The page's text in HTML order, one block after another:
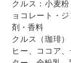
クルス：小麦
ョコレート・
剤・香料
クルス（珈琲
ヒー、ココア